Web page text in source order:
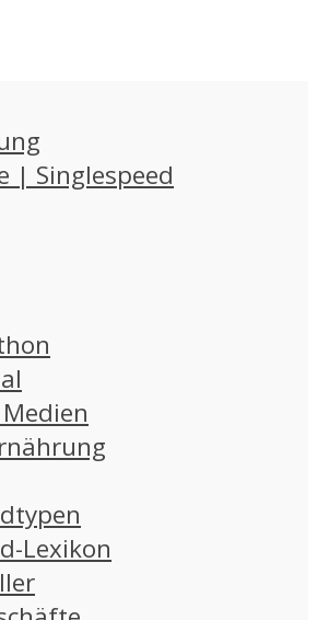
| Singlespeed
Lexikon